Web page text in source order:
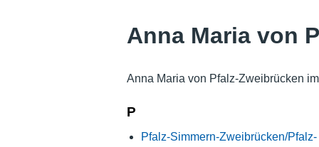
Anna Maria von
Anna Maria von Pfalz-Zweibrücken
P
Pfalz-Simmern-Zweibrücken/Pfalz-